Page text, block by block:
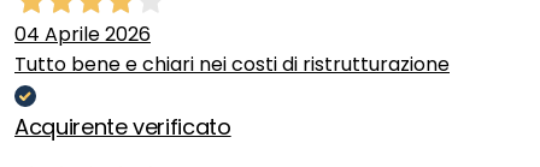
04 Aprile 2026
Tutto bene e chiari nei costi di ristrutturazione
Acquirente verificato